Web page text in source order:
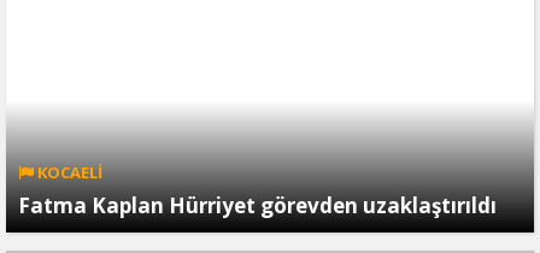
KOCAELİ
Fatma Kaplan Hürriyet görevden uzaklaştırıldı